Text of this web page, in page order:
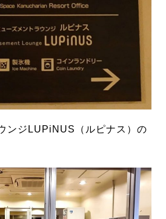
ンジLUPiNUS（ルピナス）の